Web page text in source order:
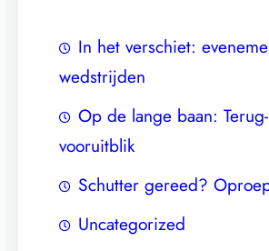
In het verschiet:
wedstrijden
Op de lange baan:
vooruitblik
Schutter gereed?
Uncategorized